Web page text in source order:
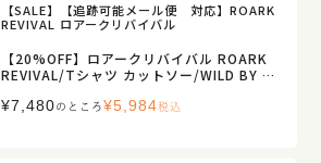
【SALE】【追跡可能メール便 対応】ROARK
REVIVAL ロアークリバイバル
【20%OFF】ロアークリバイバル ROARK
REVIVAL/Tシャツ カットソー/WILD BY N
TJF1222/メンズ【正規取扱】
¥7,480 のところ¥5,984税込